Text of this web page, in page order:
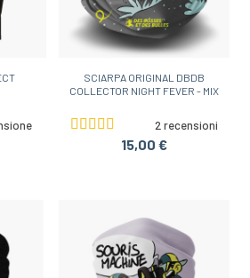
SCIARPA ORIGINAL DBDB
COLLECTOR NIGHT FEVER - MIX
2 recensioni
15,00 €